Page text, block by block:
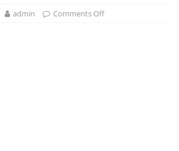
admin Comments Off